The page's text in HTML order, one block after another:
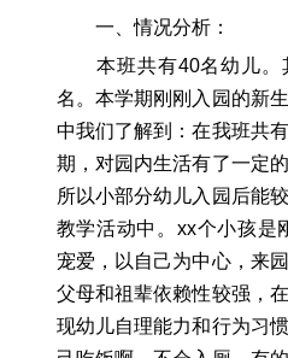
一、情况分析：
本班共有40名幼儿。
名。本学期刚刚入园的新
中我们了解到：在我班共
期，对园内生活有了一定
所以小部分幼儿入园后能
教学活动中。xx个小孩是
宠爱，以自己为中心，来
父母和祖辈依赖性较强，
现幼儿自理能力和行为习